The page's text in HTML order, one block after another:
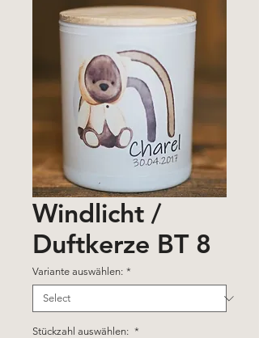
Windlicht /
Duftkerze BT 8
Variante auswählen: *
Stückzahl auswählen: *